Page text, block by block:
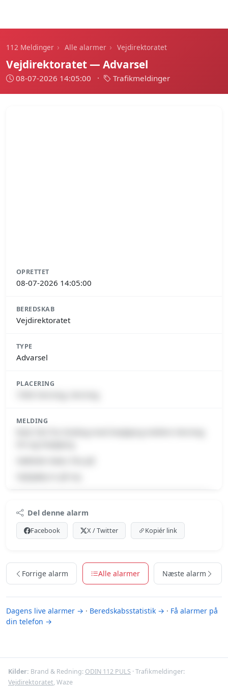
112 Meldinger › Alle alarmer › Vejdirektoratet
Vejdirektoratet — Advarsel
08-07-2026 14:05:00 · Trafikmeldinger
OPRETTET
08-07-2026 14:05:00
BEREDSKAB
Vejdirektoratet
TYPE
Advarsel
PLACERING
MELDING
Log ind med Premium for at se meldingen og kortet.
Del denne alarm
Facebook X / Twitter Kopiér link
Forrige alarm Alle alarmer Næste alarm
Dagens live alarmer → · Beredskabsstatistik → · Få alarmer på
din telefon →
Kilder: Brand & Redning: ODIN 112 PULS · Trafikmeldinger:
Vejdirektoratet, Waze